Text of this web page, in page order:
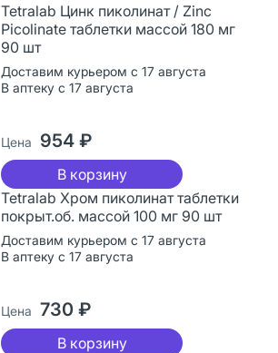
Tetralab Цинк пиколинат / Zinc
Picolinate таблетки массой 180 мг
90 шт
Доставим курьером с 17 августа
В аптеку с 17 августа
Цена 954 ₽
В корзину
Tetralab Хром пиколинат таблетки
покрыт.об. массой 100 мг 90 шт
Доставим курьером с 17 августа
В аптеку с 17 августа
Цена 730 ₽
В корзину